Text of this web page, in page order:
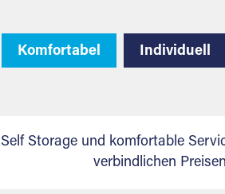
Komfortabel Individuell
Self Storage und komfortable
verbindlichen